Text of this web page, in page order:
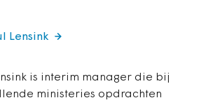
is interim manager die bij
ministeries opdrachten
Lensink